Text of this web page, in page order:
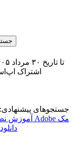
اشتراک
جستجوهای پیشنهادی:
آموزش
برنامه‌های Adobe مک